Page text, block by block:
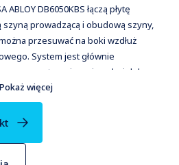
DB6050KBS łączą płytę
prowadzącą i obudową szyny,
przesuwać na boki wzdłuż
System jest głównie
na zewnętrznej powierzchni doku
chroni system przed działaniem
Jest to elastyczne rozwiązanie o
różnica wysokości nie przekracza ok.
Pokaż więcej